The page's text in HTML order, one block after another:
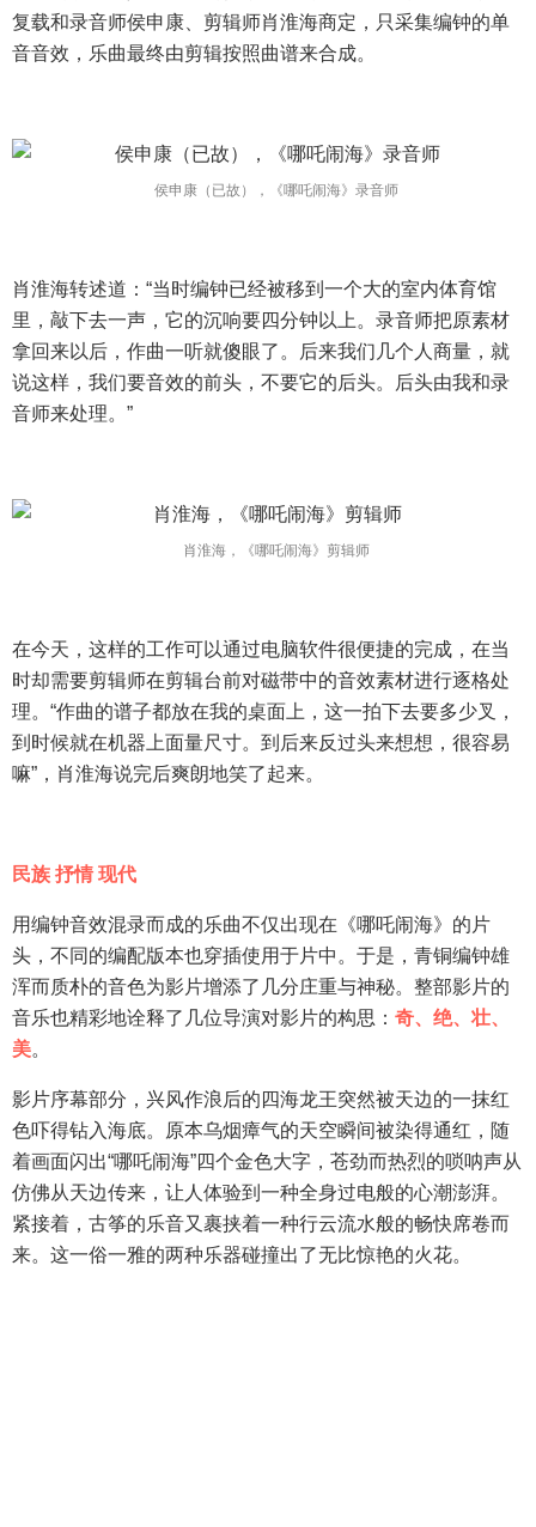
复载和录音师侯申康、剪辑师肖淮海商定，只采集编钟的单
音音效，乐曲最终由剪辑按照曲谱来合成。
侯申康（已故），《哪吒闹海》录音师
肖淮海转述道：“当时编钟已经被移到一个大的室内体育馆
里，敲下去一声，它的沉响要四分钟以上。录音师把原素材
拿回来以后，作曲一听就傻眼了。后来我们几个人商量，就
说这样，我们要音效的前头，不要它的后头。后头由我和录
音师来处理。”
肖淮海，《哪吒闹海》剪辑师
在今天，这样的工作可以通过电脑软件很便捷的完成，在当
时却需要剪辑师在剪辑台前对磁带中的音效素材进行逐格处
理。“作曲的谱子都放在我的桌面上，这一拍下去要多少叉，
到时候就在机器上面量尺寸。到后来反过头来想想，很容易
嘛”，肖淮海说完后爽朗地笑了起来。
民族 抒情 现代
用编钟音效混录而成的乐曲不仅出现在《哪吒闹海》的片
头，不同的编配版本也穿插使用于片中。于是，青铜编钟雄
浑而质朴的音色为影片增添了几分庄重与神秘。整部影片的
音乐也精彩地诠释了几位导演对影片的构思： 奇、绝、壮、
美。
影片序幕部分，兴风作浪后的四海龙王突然被天边的一抹红
色吓得钻入海底。原本乌烟瘴气的天空瞬间被染得通红，随
着画面闪出“哪吒闹海”四个金色大字，苍劲而热烈的唢呐声从
仿佛从天边传来，让人体验到一种全身过电般的心潮澎湃。
紧接着，古筝的乐音又裹挟着一种行云流水般的畅快席卷而
来。这一俗一雅的两种乐器碰撞出了无比惊艳的火花。